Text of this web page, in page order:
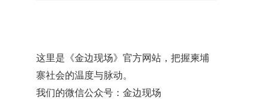
这里是《金边现场》官方网站，把握柬埔
寨社会的温度与脉动。
我们的微信公众号：金边现场